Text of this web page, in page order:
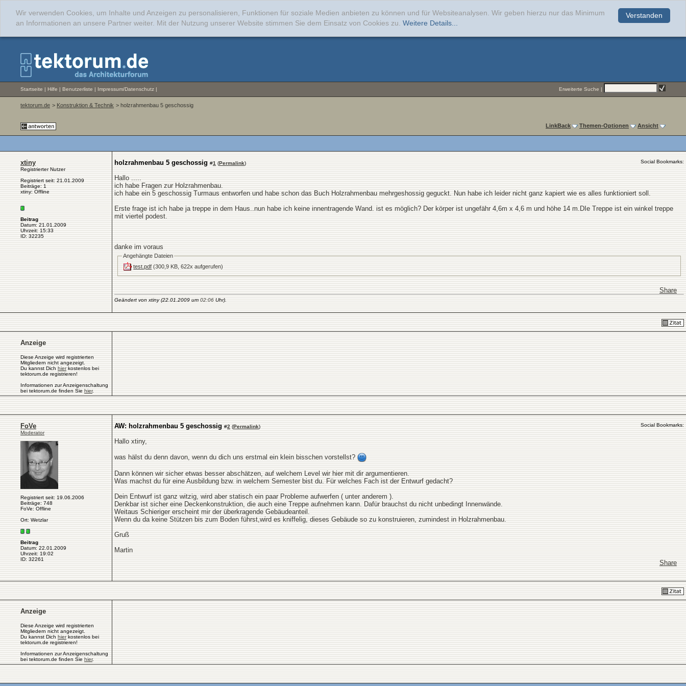
Verstanden
Wir verwenden Cookies, um Inhalte und Anzeigen zu personalisieren, Funktionen für soziale Medien anbieten zu können und für Websiteanalysen. Wir geben hierzu nur das Minimum
an Informationen an unsere Partner weiter. Mit der Nutzung unserer Website stimmen Sie dem Einsatz von Cookies zu. Weitere Details...
Startseite | Hilfe | Benutzerliste | Impressum/Datenschutz | Erweiterte Suche |
tektorum.de > Konstruktion & Technik > holzrahmenbau 5 geschossig
LinkBack Themen-Optionen Ansicht
xtiny
Registrierter Nutzer
Registriert seit: 21.01.2009
Beiträge: 1
xtiny: Offline
Beitrag
Datum: 21.01.2009
Uhrzeit: 15:33
ID: 32235
holzrahmenbau 5 geschossig #1 (Permalink) Social Bookmarks:
Hallo .....
ich habe Fragen zur Holzrahmenbau.
ich habe ein 5 geschossig Turmaus entworfen und habe schon das Buch Holzrahmenbau mehrgeshossig geguckt. Nun habe ich leider nicht ganz kapiert wie es alles funktioniert soll.
Erste frage ist ich habe ja treppe in dem Haus..nun habe ich keine innentragende Wand. ist es möglich? Der körper ist ungefähr 4,6m x 4,6 m und höhe 14 m.DIe Treppe ist ein winkel treppe
mit viertel podest.
danke im voraus
Angehängte Dateien
test.pdf (300,9 KB, 622x aufgerufen)
Share
Geändert von xtiny (22.01.2009 um 02:06 Uhr).
Anzeige
Diese Anzeige wird registrierten
Mitgliedern nicht angezeigt.
Du kannst Dich hierkostenlos bei
tektorum.de registrieren!
Informationen zur Anzeigenschaltung
bei tektorum.de finden Sie hier.
FoVe
Moderator
Registriert seit: 19.06.2006
Beiträge: 748
FoVe: Offline
Ort: Wetzlar
Beitrag
Datum: 22.01.2009
Uhrzeit: 19:02
ID: 32261
AW: holzrahmenbau 5 geschossig #2 (Permalink) Social Bookmarks:
Hallo xtiny,
was hälst du denn davon, wenn du dich uns erstmal ein klein bisschen vorstellst?
Dann können wir sicher etwas besser abschätzen, auf welchem Level wir hier mit dir argumentieren.
Was machst du für eine Ausbildung bzw. in welchem Semester bist du. Für welches Fach ist der Entwurf gedacht?
Dein Entwurf ist ganz witzig, wird aber statisch ein paar Probleme aufwerfen ( unter anderem ).
Denkbar ist sicher eine Deckenkonstruktion, die auch eine Treppe aufnehmen kann. Dafür brauchst du nicht unbedingt Innenwände.
Weitaus Schieriger erscheint mir der überkragende Gebäudeanteil.
Wenn du da keine Stützen bis zum Boden führst,wird es kniffelig, dieses Gebäude so zu konstruieren, zumindest in Holzrahmenbau.
Gruß
Martin
Share
Anzeige
Diese Anzeige wird registrierten
Mitgliedern nicht angezeigt.
Du kannst Dich hierkostenlos bei
tektorum.de registrieren!
Informationen zur Anzeigenschaltung
bei tektorum.de finden Sie hier.